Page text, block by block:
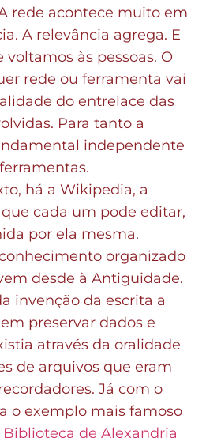
rede acontece muito em
A relevância agrega. E
às pessoas. O
rede ou ferramenta vai
do entrelace das
Para tanto a
independente
há a Wikipedia, a
cada um pode editar,
por ela mesma.
organizado
desde à Antiguidade.
invenção da escrita a
preservar dados e
através da oralidade
de arquivos que eram
Já com o
o exemplo mais famoso
Biblioteca de Alexandria